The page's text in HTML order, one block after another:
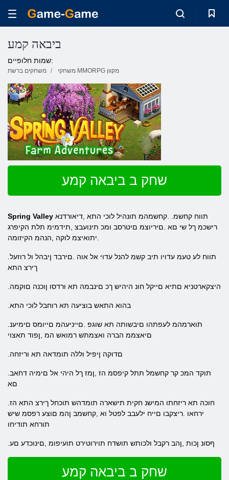
ביבאה קמע
שמות חלופיים:
משחקים ברשת משחקי MMORPG מקוון
שחק ב ביבאה קמע
Spring Valley
רישכמ ךל שי םא .םיריוצמ םיטרסב ומכ תינועבצ ,תידמימ תלת הקיפרג
.יתואיצמ לוקה ,הנהמ הקיזומה
ךירצ התא
.היצקארטניא םתיא םייקל חונ היהיש ךכ םינבמה תא ורדסו ןוכנה םוקמה
.בהוא התאש בוציעה תא רוחבל לוכי התא
םיאצממ הברה ואצמתש רמואש המ ,ןפוד תאצוי
.םדוקה ןיפיל וללה תומדאה תא וריזחה
םא
ירחאו .ריצקבו םייח ילעבב לפטל וא ,קחשמב ןהמ םוצע רפסמ שיש
תורחא תודיחו
.ףסונ ןכות ,ןהב רקבל ולכותש תושדח תוירוטירט תועיפומ ,םינוכדע םע
שחק ב ביבאה קמע